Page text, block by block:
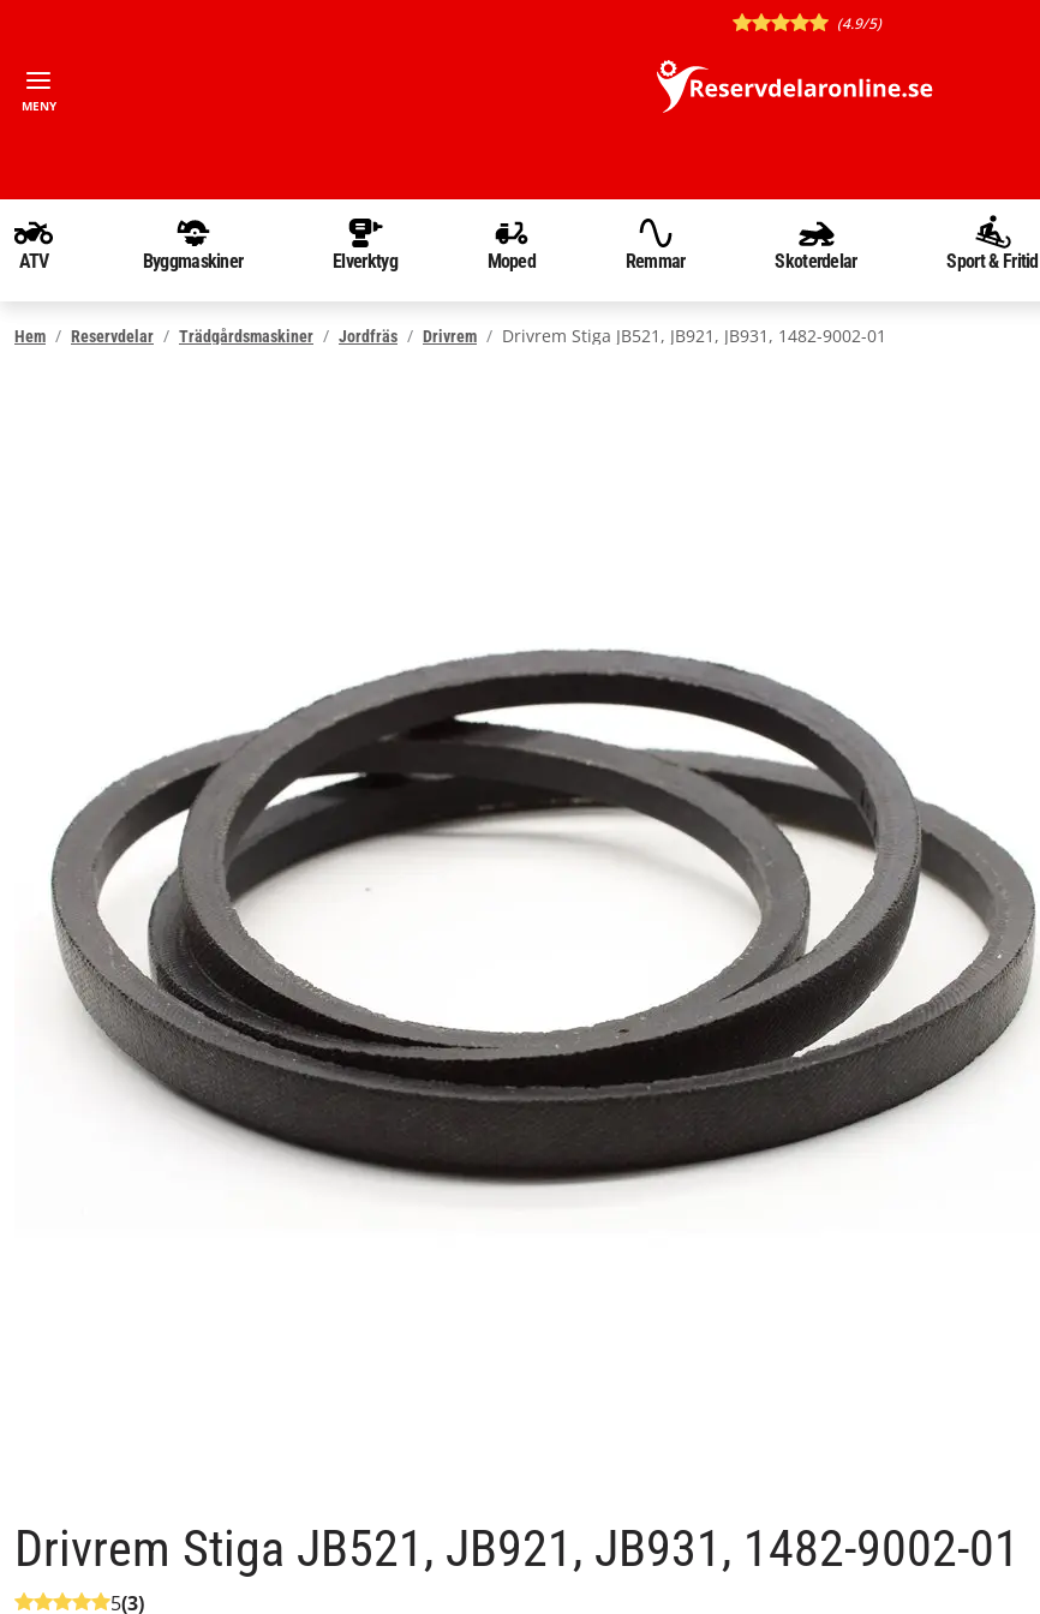
(4.9/5)
MENY
ATV Byggmaskiner Elverktyg Moped Remmar Skoterdelar Sport & Fritid
Hem Reservdelar Trädgårdsmaskiner Jordfräs Drivrem Drivrem Stiga JB521, JB921, JB931, 1482-9002-01
Drivrem Stiga JB521, JB921, JB931, 1482-9002-01
5(3)